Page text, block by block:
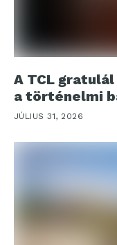
A TCL
a történelmi
JÚLIUS 31, 2026